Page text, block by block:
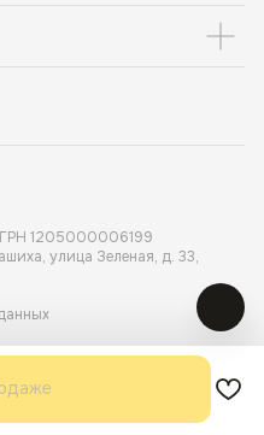
1205000006199
улица Зеленая, д. 33,